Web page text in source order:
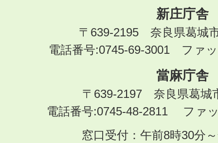
新庄庁舎
〒639-2195 奈良県葛城
電話番号:0745-69-3001 ファ
當麻庁舎
〒639-2197 奈良県葛城
電話番号:0745-48-2811 ファ
窓口受付：午前8時30分